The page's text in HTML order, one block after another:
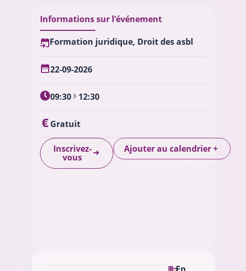
Informations sur l’événement
Formation juridique, Droit des asbl
22-09-2026
09:30 12:30
Gratuit
Inscrivez-
vous
Ajouter au calendrier+